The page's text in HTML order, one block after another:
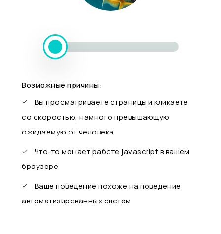
Возможные причины:
Вы просматриваете страницы и кликаете
со скоростью, намного превышающую
ожидаемую от человека
Что-то мешает работе javascript в вашем
браузере
Ваше поведение похоже на поведение
автоматизированных систем